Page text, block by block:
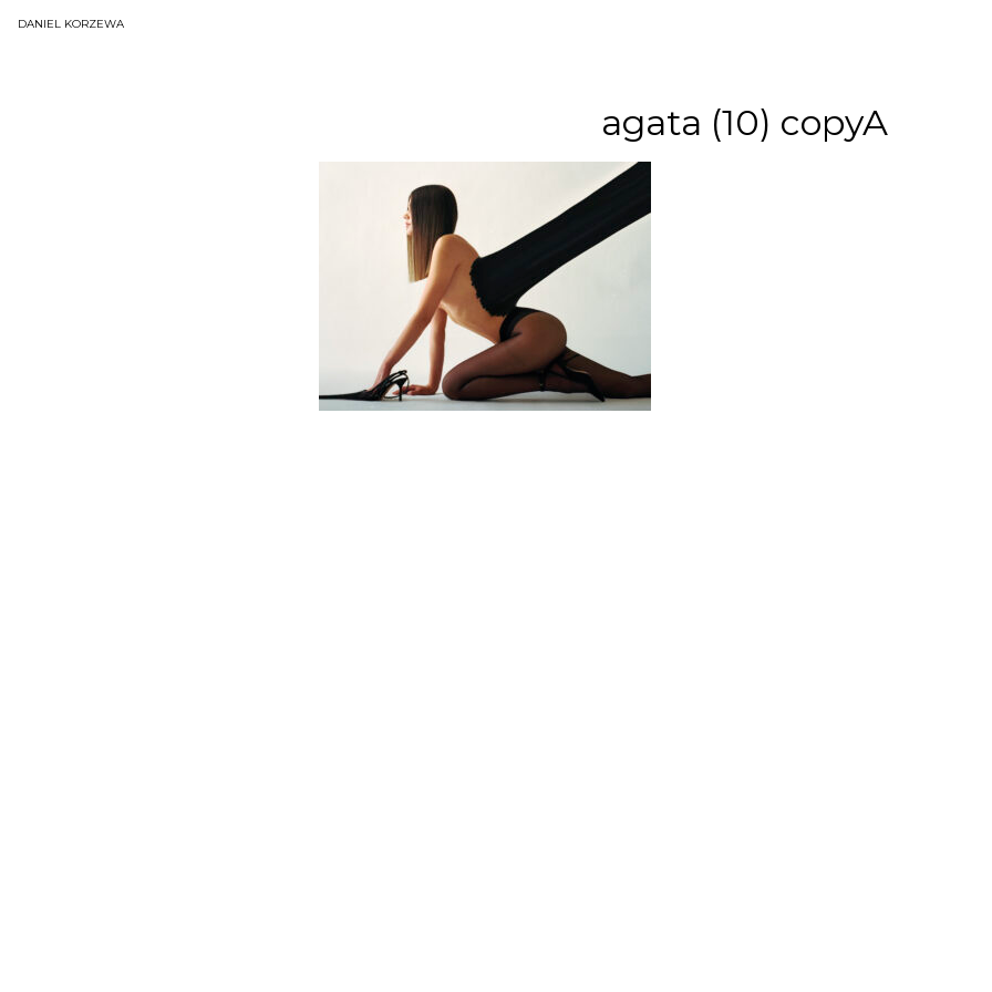
DANIEL KORZEWA
agata (10) copyA